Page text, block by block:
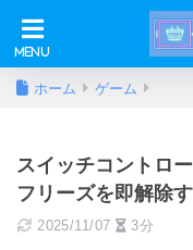
ホーム ゲーム
スイッチコントロ
フリーズを即解除
2025/11/07 3分